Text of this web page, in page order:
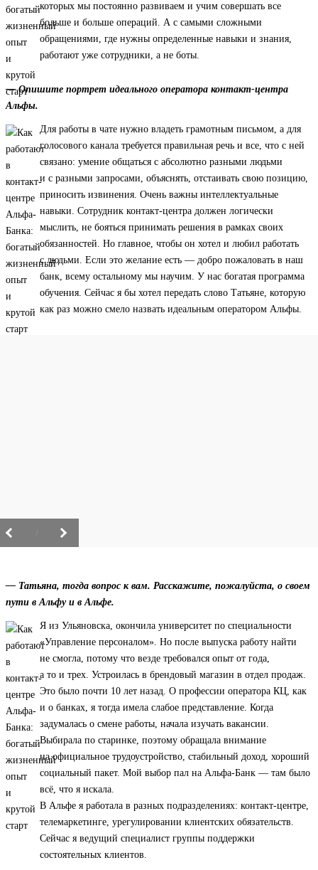
которых мы постоянно развиваем и учим совершать все
больше и больше операций. А с самыми сложными
обращениями, где нужны определенные навыки и знания,
работают уже сотрудники, а не боты.
— Опишите портрет идеального оператора контакт-центра
Альфы.
Для работы в чате нужно владеть грамотным письмом, а для
голосового канала требуется правильная речь и все, что с ней
связано: умение общаться с абсолютно разными людьми
и с разными запросами, объяснять, отстаивать свою позицию,
приносить извинения. Очень важны интеллектуальные
навыки. Сотрудник контакт-центра должен логически
мыслить, не бояться принимать решения в рамках своих
обязанностей. Но главное, чтобы он хотел и любил работать
с людьми. Если это желание есть — добро пожаловать в наш
банк, всему остальному мы научим. У нас богатая программа
обучения. Сейчас я бы хотел передать слово Татьяне, которую
как раз можно смело назвать идеальным оператором Альфы.
— Татьяна, тогда вопрос к вам. Расскажите, пожалуйста, о своем
пути в Альфу и в Альфе.
Я из Ульяновска, окончила университет по специальности
«Управление персоналом». Но после выпуска работу найти
не смогла, потому что везде требовался опыт от года,
а то и трех. Устроилась в брендовый магазин в отдел продаж.
Это было почти 10 лет назад. О профессии оператора КЦ, как
и о банках, я тогда имела слабое представление. Когда
задумалась о смене работы, начала изучать вакансии.
Выбирала по старинке, поэтому обращала внимание
на официальное трудоустройство, стабильный доход, хороший
социальный пакет. Мой выбор пал на Альфа-Банк — там было
всё, что я искала.
В Альфе я работала в разных подразделениях: контакт-центре,
телемаркетинге, урегулировании клиентских обязательств.
Сейчас я ведущий специалист группы поддержки
состоятельных клиентов.